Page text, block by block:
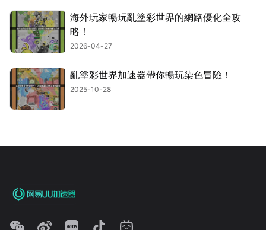
海外玩家暢玩亂塗彩世界的網路優化全攻
略！
2026-04-27
亂塗彩世界加速器帶你暢玩染色冒險！
2025-10-28